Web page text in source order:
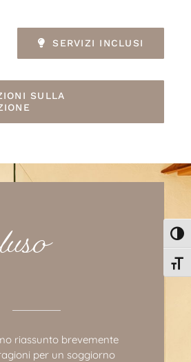
SERVIZI INCLUSI
SULLA
riassunto brevemente
per un soggiorno